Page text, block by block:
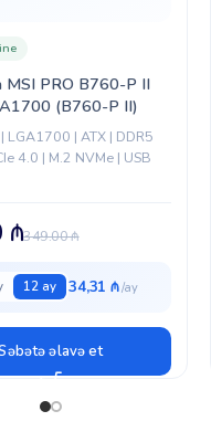
MSI PRO B760-P II
(B760-P II)
LGA1700 | ATX | DDR5
4.0 | M.2 NVMe | USB
349.00₼
₼
12 ay 34,31 ₼
əlavə et